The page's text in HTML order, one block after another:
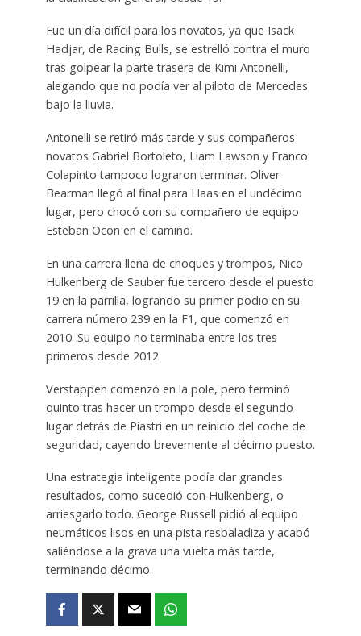
Fue un día difícil para los novatos, ya que Isack
Hadjar, de Racing Bulls, se estrelló contra el muro
tras golpear la parte trasera de Kimi Antonelli,
alegando que no podía ver al piloto de Mercedes
bajo la lluvia.
Antonelli se retiró más tarde y sus compañeros
novatos Gabriel Bortoleto, Liam Lawson y Franco
Colapinto tampoco lograron terminar. Oliver
Bearman llegó al final para Haas en el undécimo
lugar, pero chocó con su compañero de equipo
Esteban Ocon en el camino.
En una carrera llena de choques y trompos, Nico
Hulkenberg de Sauber fue tercero desde el puesto
19 en la parrilla, logrando su primer podio en su
carrera número 239 en la F1, que comenzó en
2010. Su equipo no terminaba entre los tres
primeros desde 2012.
Verstappen comenzó en la pole, pero terminó
quinto tras hacer un trompo desde el segundo
lugar detrás de Piastri en un reinicio del coche de
seguridad, cayendo brevemente al décimo puesto.
Una estrategia inteligente podía dar grandes
resultados, como sucedió con Hulkenberg, o
arriesgarlo todo. George Russell pidió al equipo
neumáticos lisos en una pista resbaladiza y acabó
saliéndose a la grava una vuelta más tarde,
terminando décimo.